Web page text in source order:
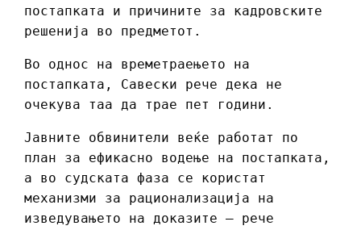
постапката и причините за кадровските
решенија во предметот.
Во однос на времетраењето на
постапката, Савески рече дека не
очекува таа да трае пет години.
Јавните обвинители веќе работат по
план за ефикасно водење на постапката,
а во судската фаза се користат
механизми за рационализација на
изведувањето на доказите – рече